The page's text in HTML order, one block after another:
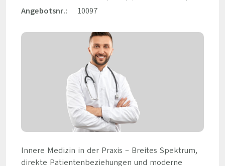
Angebotsnr.:
10097
Innere Medizin in der Praxis – Breites Spektrum,
direkte Patientenbeziehungen und moderne